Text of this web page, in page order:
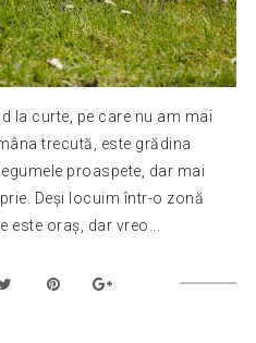
la curte, pe care nu am mai
trecută, este grădina
proaspete, dar mai
Deși locuim într-o zonă
oraș, dar vreo...